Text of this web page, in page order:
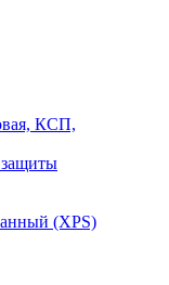
КСП,
защиты
(XPS)